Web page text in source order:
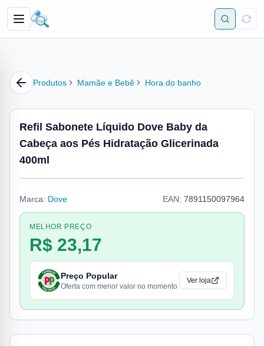
Produtos Mamãe e Bebê Hora do banho
Refil Sabonete Líquido Dove Baby da
Cabeça aos Pés Hidratação Glicerinada
400ml
Marca: Dove EAN: 7891150097964
MELHOR PREÇO
R$ 23,17
Preço Popular
Oferta com menor valor no momento
Ver loja